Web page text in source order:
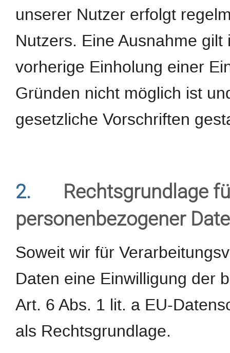
unserer Nutzer erfolgt
Nutzers. Eine Ausnahme
vorherige Einholung einer
Gründen nicht möglich ist
gesetzliche Vorschriften
2.
Rechtsgrundlage
personenbezogener
Soweit wir für
Daten eine Einwilligung der
Art. 6 Abs. 1 lit. a EU-
als Rechtsgrundlage.